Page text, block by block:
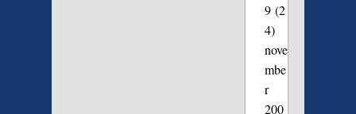
9(2
4)
nove
mbe
r
200